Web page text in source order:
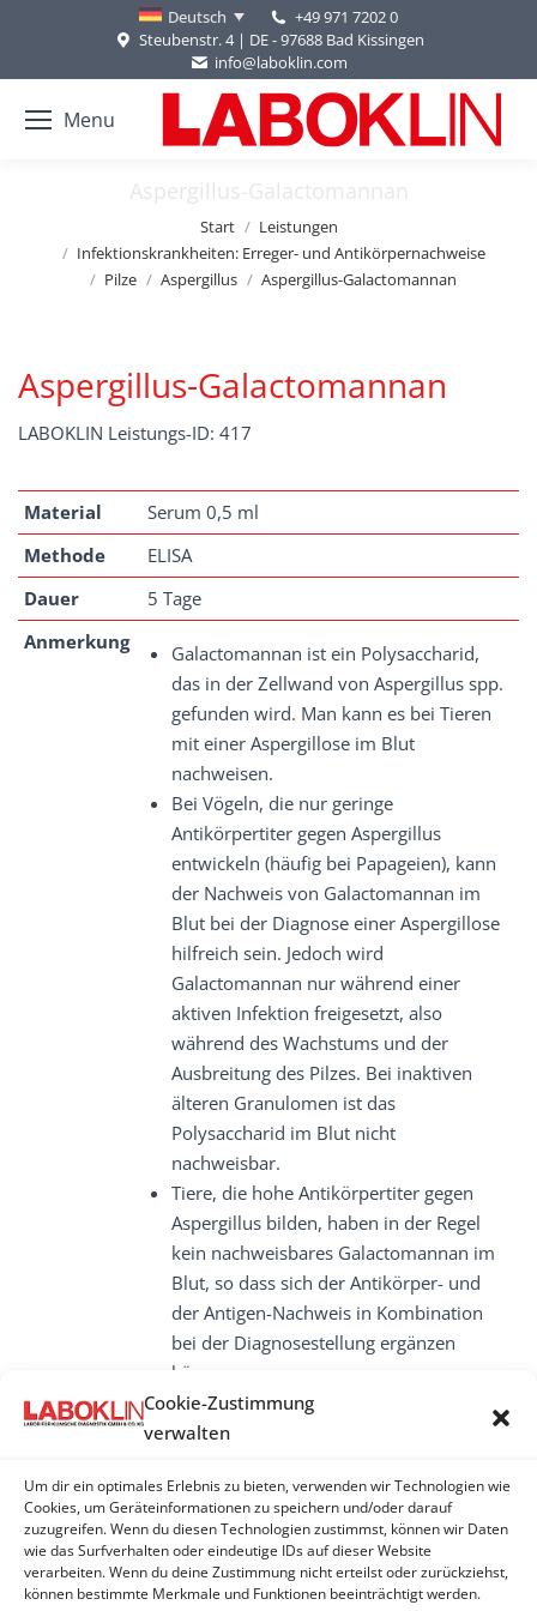
Cookie-Zustimmung
verwalten
Um dir ein optimales Erlebnis zu bieten, verwenden wir Technologien wie
Cookies, um Geräteinformationen zu speichern und/oder darauf
zuzugreifen. Wenn du diesen Technologien zustimmst, können wir Daten
wie das Surfverhalten oder eindeutige IDs auf dieser Website
verarbeiten. Wenn du deine Zustimmung nicht erteilst oder zurückziehst,
können bestimmte Merkmale und Funktionen beeinträchtigt werden.
Deutsch
+49 971 7202 0
Steubenstr. 4 | DE - 97688 Bad Kissingen
info@laboklin.com
Menu
Aspergillus-Galactomannan
Start
Leistungen
Infektionskrankheiten: Erreger- und Antikörpernachweise
Pilze
Aspergillus Aspergillus-Galactomannan
Aspergillus-Galactomannan
LABOKLIN Leistungs-ID: 417
Material
Serum 0,5 ml
Methode
ELISA
Dauer
5 Tage
Anmerkung
Galactomannan ist ein Polysaccharid,
das in der Zellwand von Aspergillus spp.
gefunden wird. Man kann es bei Tieren
mit einer Aspergillose im Blut
nachweisen.
Bei Vögeln, die nur geringe
Antikörpertiter gegen Aspergillus
entwickeln (häufig bei Papageien), kann
der Nachweis von Galactomannan im
Blut bei der Diagnose einer Aspergillose
hilfreich sein. Jedoch wird
Galactomannan nur während einer
aktiven Infektion freigesetzt, also
während des Wachstums und der
Ausbreitung des Pilzes. Bei inaktiven
älteren Granulomen ist das
Polysaccharid im Blut nicht
nachweisbar.
Tiere, die hohe Antikörpertiter gegen
Aspergillus bilden, haben in der Regel
kein nachweisbares Galactomannan im
Blut, so dass sich der Antikörper- und
der Antigen-Nachweis in Kombination
bei der Diagnosestellung ergänzen
können.
ASPERGILLUS
Aspergillus - Antikörper
Aspergillus-Galactomannan